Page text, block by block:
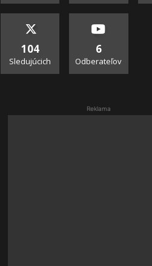
104
Sledujúcich
6
Odberateľov
Reklama